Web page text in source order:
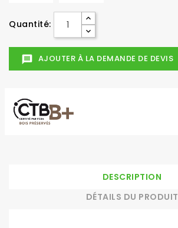
Quantité:
message AJOUTER À LA DEMANDE DE DEVIS
DESCRIPTION
DÉTAILS DU PRODUIT